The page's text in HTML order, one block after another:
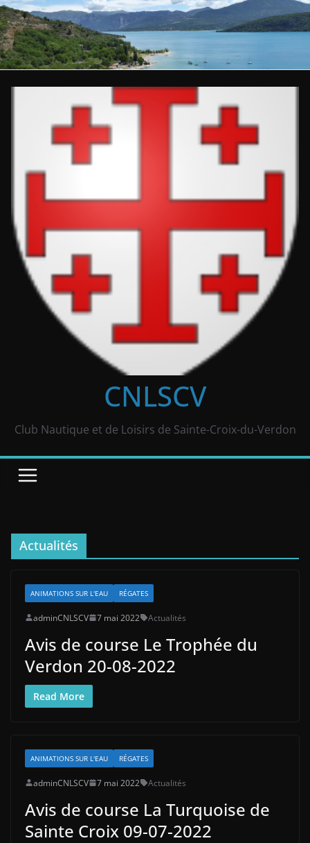
CNLSCV
Club Nautique et de Loisirs de Sainte-Croix-du-Verdon
Actualités
ANIMATIONS SUR L'EAU RÉGATES
adminCNLSCV 7 mai 2022 Actualités
Avis de course Le Trophée du
Verdon 20-08-2022
Read More
ANIMATIONS SUR L'EAU RÉGATES
adminCNLSCV 7 mai 2022 Actualités
Avis de course La Turquoise de
Sainte Croix 09-07-2022